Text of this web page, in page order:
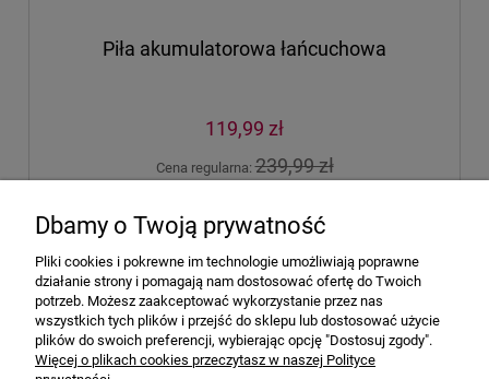
Piła akumulatorowa łańcuchowa
119,99 zł
Cena regularna:239,99 zł
« 1 2 3 »
Pomoc
Dbamy o Twoją prywatność
Pliki cookies i pokrewne im technologie umożliwiają poprawne
działanie strony i pomagają nam dostosować ofertę do Twoich
potrzeb. Możesz zaakceptować wykorzystanie przez nas
wszystkich tych plików i przejść do sklepu lub dostosować użycie
plików do swoich preferencji, wybierając opcję "Dostosuj zgody".
Więcej o plikach cookies przeczytasz w naszej Polityce